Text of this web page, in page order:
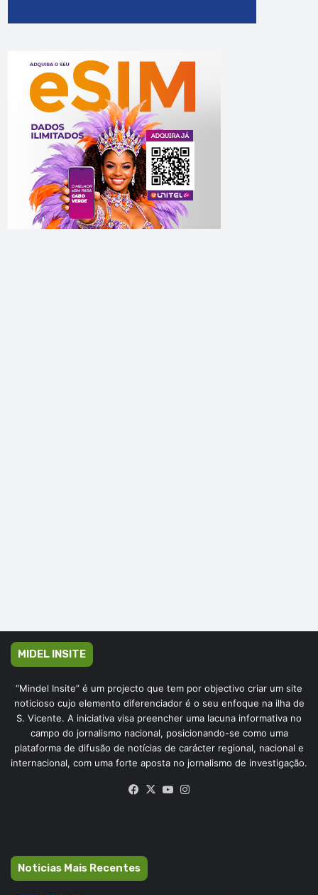
MIDEL INSITE
“Mindel Insite” é um projecto que tem por objectivo criar um site
noticioso cujo elemento diferenciador é o seu enfoque na ilha de
S. Vicente. A iniciativa visa preencher uma lacuna informativa no
campo do jornalismo nacional, posicionando-se como uma
plataforma de difusão de notícias de carácter regional, nacional e
internacional, com uma forte aposta no jornalismo de investigação.
Facebook
X YouTube
Noticias Mais Recentes